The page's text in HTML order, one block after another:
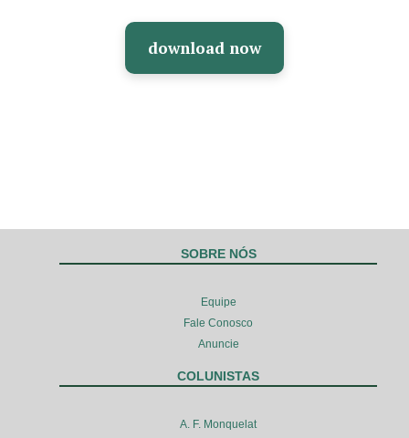
download now
SOBRE NÓS
Equipe
Fale Conosco
Anuncie
COLUNISTAS
A. F. Monquelat